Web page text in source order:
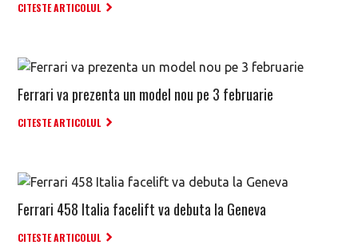
CITESTE ARTICOLUL
Ferrari va prezenta un model nou pe 3 februarie
CITESTE ARTICOLUL
Ferrari 458 Italia facelift va debuta la Geneva
CITESTE ARTICOLUL